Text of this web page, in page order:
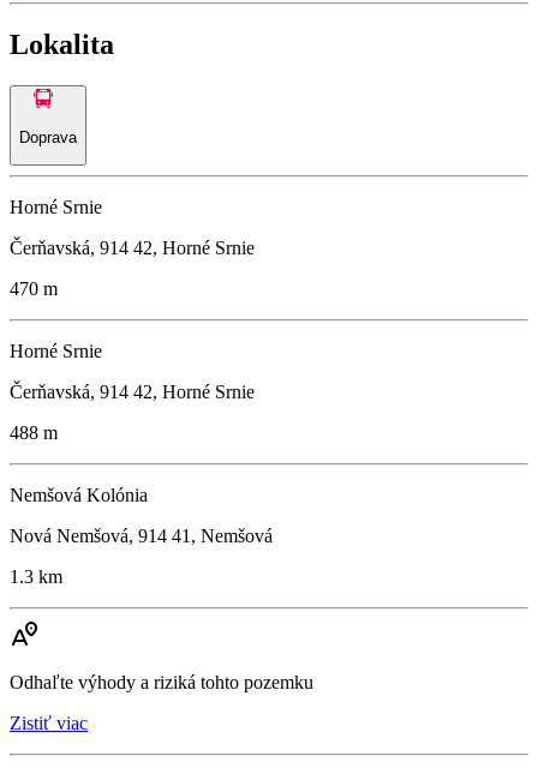
Lokalita
Doprava
Horné Srnie
Čerňavská, 914 42, Horné Srnie
470 m
Horné Srnie
Čerňavská, 914 42, Horné Srnie
488 m
Nemšová Kolónia
Nová Nemšová, 914 41, Nemšová
1.3 km
Odhaľte výhody a riziká tohto pozemku
Zistiť viac